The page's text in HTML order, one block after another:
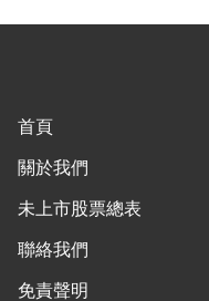
首頁
關於我們
未上市股票總表
聯絡我們
免責聲明